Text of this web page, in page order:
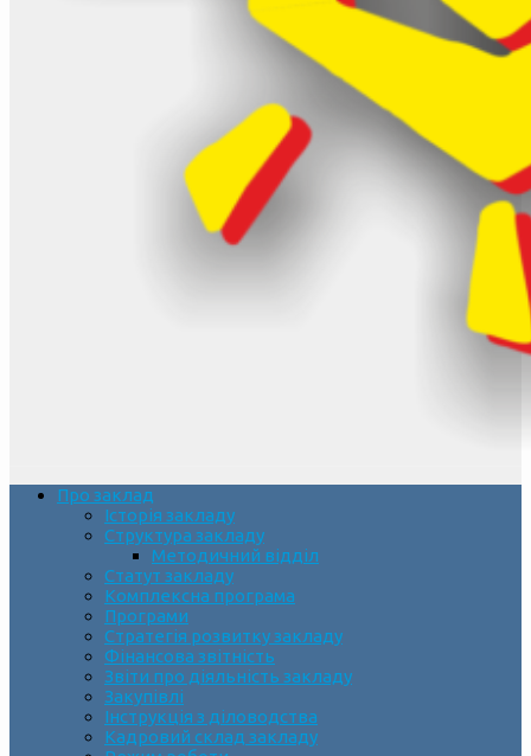
Про заклад
Історія закладу
Структура закладу
Методичний відділ
Статут закладу
Комплексна програма
Програми
Стратегія розвитку закладу
Фінансова звітність
Звіти про діяльність закладу
Закупівлі
Інструкція з діловодства
Кадровий склад закладу